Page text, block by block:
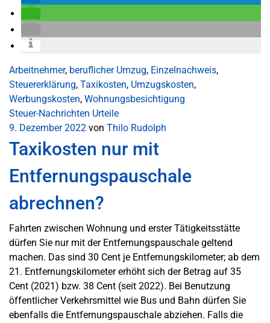
Arbeitnehmer, beruflicher Umzug, Einzelnachweis,
Steuererklärung, Taxikosten, Umzugskosten,
Werbungskosten, Wohnungsbesichtigung
Steuer-Nachrichten Urteile
9. Dezember 2022 von Thilo Rudolph
Taxikosten nur mit
Entfernungspauschale
abrechnen?
Fahrten zwischen Wohnung und erster Tätigkeitsstätte
dürfen Sie nur mit der Entfernungspauschale geltend
machen. Das sind 30 Cent je Entfernungskilometer; ab dem
21. Entfernungskilometer erhöht sich der Betrag auf 35
Cent (2021) bzw. 38 Cent (seit 2022). Bei Benutzung
öffentlicher Verkehrsmittel wie Bus und Bahn dürfen Sie
ebenfalls die Entfernungspauschale abziehen. Falls die